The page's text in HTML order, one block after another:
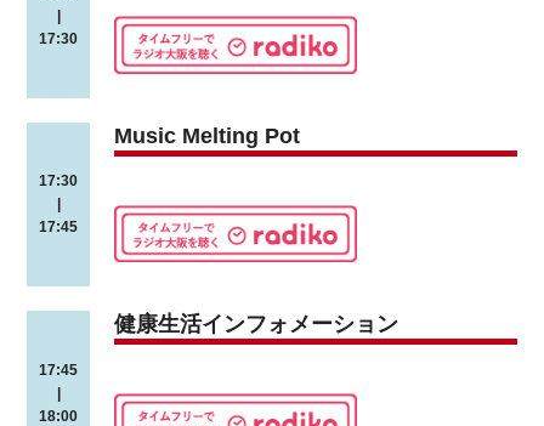
|
17:30
17:30
17:45
Music Melting Pot
17:45
|
18:00
健康生活インフォメーション